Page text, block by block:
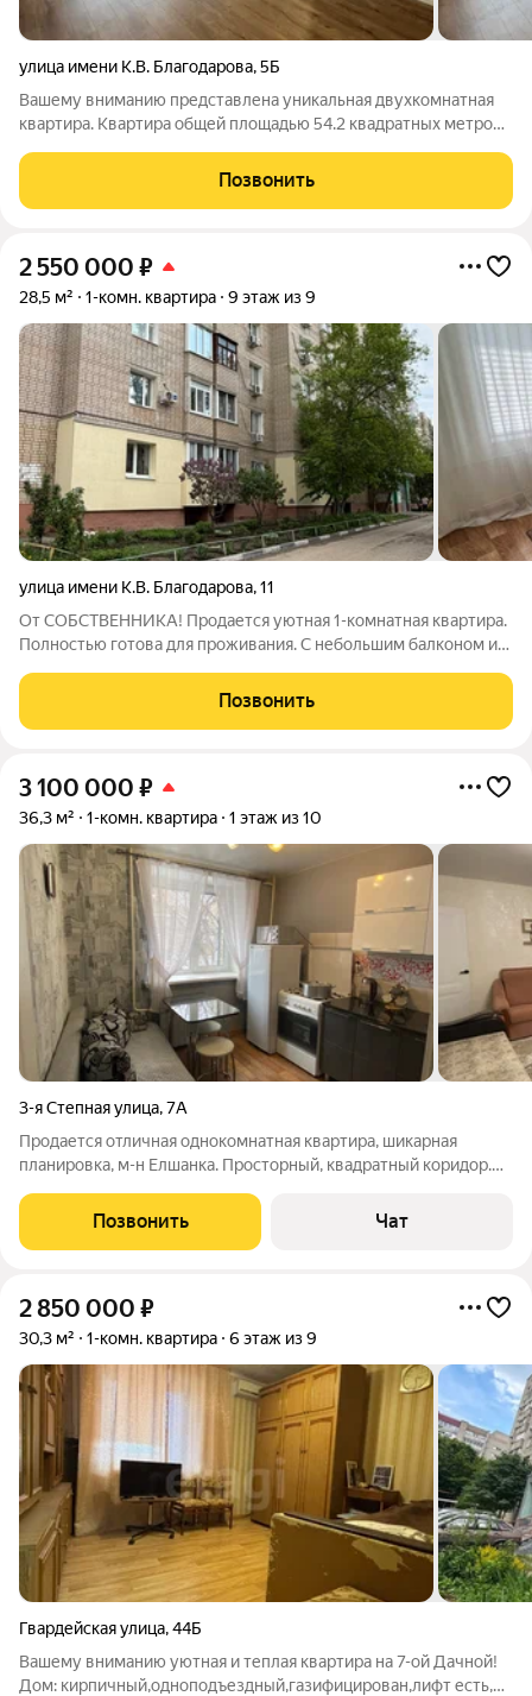
улица имени К.В. Благодарова,5Б
Вашему вниманию представлена уникальная двухкомнатная
квартира. Квартира общей площадью 54.2 квадратных метров,
квартире выполнен отличный современный ремонт из
качественных дорогих
Позвонить
2 550 000 ₽
28,5 м² 1-комн. квартира 9 этаж из 9
улица имени К.В. Благодарова,11
От СОБСТВЕННИКА! Продается уютная 1-комнатная квартира.
Полностью готова для проживания. C небольшим балконом и
гардеробную. В квартире заменены все коммуникации: новые
батареи, трубы, краны,
Позвонить
3 100 000 ₽
36,3 м² 1-комн. квартира 1 этаж из 10
3-я Степная улица,7А
Продается отличная однокомнатная квартира, шикарная
планировка, м-н Елшанка. Просторный, квадратный коридор.
Частично с мебелью. Первый этаж- высокий. На окнах
решетки. Замечательные, дружные
Позвонить Чат
2 850 000 ₽
30,3 м² 1-комн. квартира 6 этаж из 9
Гвардейская улица,44Б
Вашему вниманию уютная и теплая квартира на 7-ой Дачной!
Дом: кирпичный,одноподъездный,газифицирован,лифт есть,